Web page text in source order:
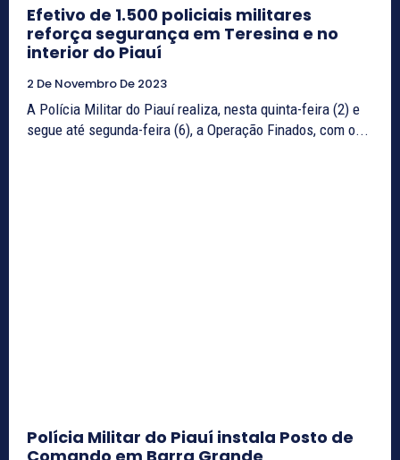
Efetivo de 1.500 policiais militares
reforça segurança em Teresina e no
interior do Piauí
2 De Novembro De 2023
A Polícia Militar do Piauí realiza, nesta quinta-feira (2) e
segue até segunda-feira (6), a Operação Finados, com o...
Polícia Militar do Piauí instala Posto de